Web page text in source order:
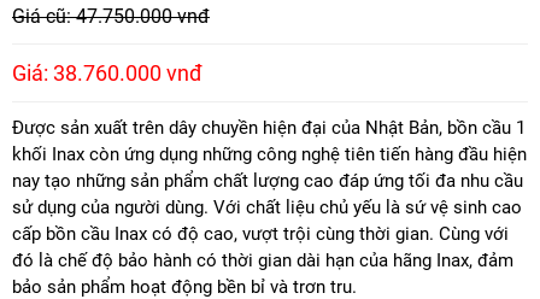
Giá cũ: 47.750.000 vnđ
Giá: 38.760.000 vnđ
Được sản xuất trên dây chuyền hiện đại của Nhật Bản, bồn cầu 1
khối Inax còn ứng dụng những công nghệ tiên tiến hàng đầu hiện
nay tạo những sản phẩm chất lượng cao đáp ứng tối đa nhu cầu
sử dụng của người dùng. Với chất liệu chủ yếu là sứ vệ sinh cao
cấp bồn cầu Inax có độ cao, vượt trội cùng thời gian. Cùng với
đó là chế độ bảo hành có thời gian dài hạn của hãng Inax, đảm
bảo sản phẩm hoạt động bền bỉ và trơn tru.